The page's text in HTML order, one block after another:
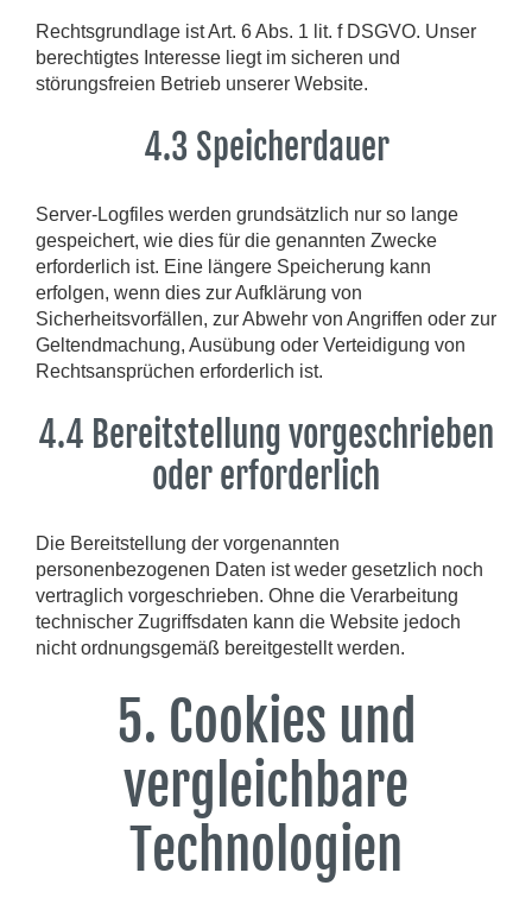
Rechtsgrundlage ist Art. 6 Abs. 1 lit. f DSGVO. Unser
berechtigtes Interesse liegt im sicheren und
störungsfreien Betrieb unserer Website.
4.3 Speicherdauer
Server-Logfiles werden grundsätzlich nur so lange
gespeichert, wie dies für die genannten Zwecke
erforderlich ist. Eine längere Speicherung kann
erfolgen, wenn dies zur Aufklärung von
Sicherheitsvorfällen, zur Abwehr von Angriffen oder zur
Geltendmachung, Ausübung oder Verteidigung von
Rechtsansprüchen erforderlich ist.
4.4 Bereitstellung vorgeschrieben
oder erforderlich
Die Bereitstellung der vorgenannten
personenbezogenen Daten ist weder gesetzlich noch
vertraglich vorgeschrieben. Ohne die Verarbeitung
technischer Zugriffsdaten kann die Website jedoch
nicht ordnungsgemäß bereitgestellt werden.
5. Cookies und
vergleichbare
Technologien